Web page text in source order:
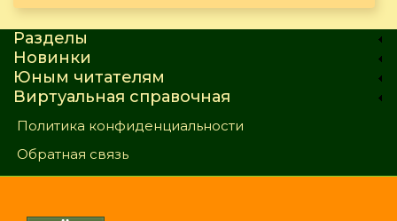
Разделы
Новинки
Юным читателям
Виртуальная справочная
Политика конфиденциальности
Обратная связь